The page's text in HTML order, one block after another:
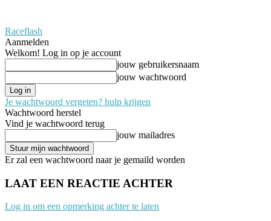
Raceflash
Aanmelden
Welkom! Log in op je account
jouw gebruikersnaam
jouw wachtwoord
Je wachtwoord vergeten? hulp krijgen
Wachtwoord herstel
Vind je wachtwoord terug
jouw mailadres
Er zal een wachtwoord naar je gemaild worden
LAAT EEN REACTIE ACHTER
Log in om een opmerking achter te laten